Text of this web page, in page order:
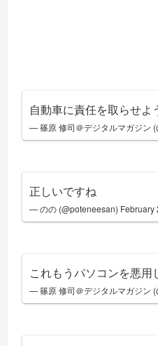
自動車に責任を取らせよ
— 篠原 修司＠デジタルマガジン
正しいですね
— のの (@poteneesan) February
これもうパソコンを悪用
— 篠原 修司＠デジタルマガジン